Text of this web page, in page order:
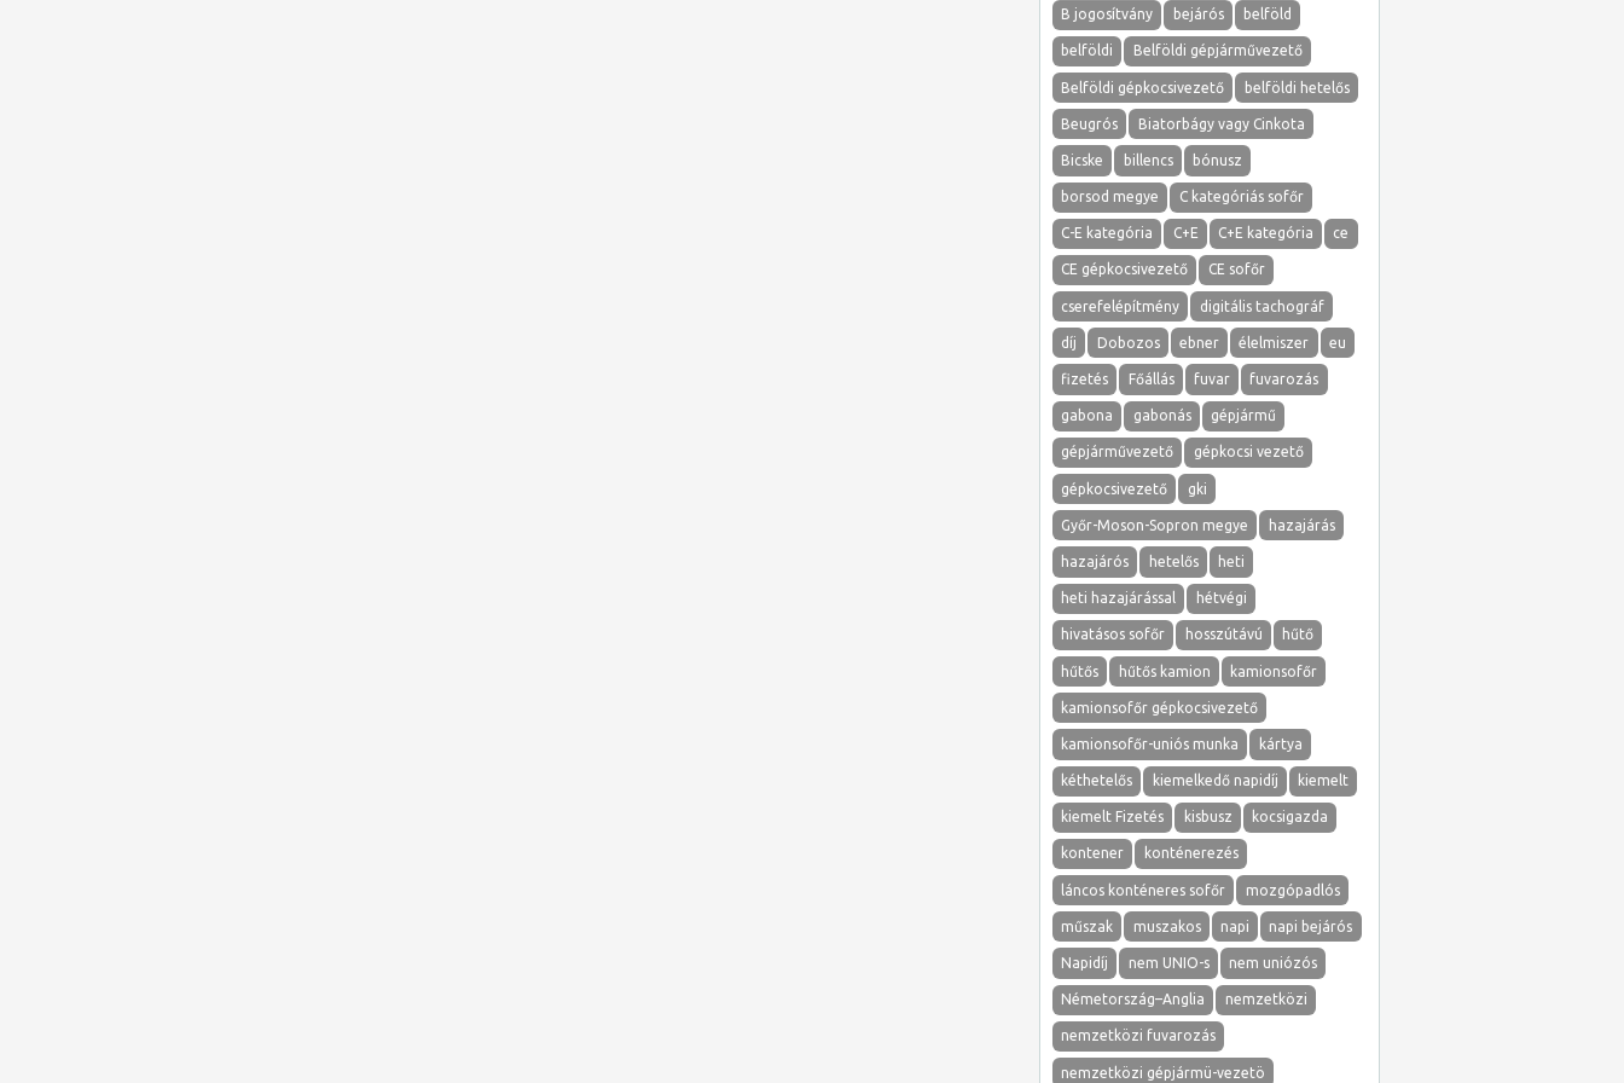
B jogosítvány bejárós belföld
belföldi Belföldi gépjárművezető
Belföldi gépkocsivezető belföldi hetelős
Beugrós Biatorbágy vagy Cinkota
Bicske billencs bónusz
borsod megye C kategóriás sofőr
C-E kategória C+E C+E kategória ce
CE gépkocsivezető CE sofőr
cserefelépítmény digitális tachográf
díj Dobozos ebner élelmiszer eu
fizetés Főállás fuvar fuvarozás
gabona gabonás gépjármű
gépjárművezető gépkocsi vezető
gépkocsivezető gki
Győr-Moson-Sopron megye hazajárás
hazajárós hetelős heti
heti hazajárással hétvégi
hivatásos sofőr hosszútávú hűtő
hűtős hűtős kamion kamionsofőr
kamionsofőr gépkocsivezető
kamionsofőr-uniós munka kártya
kéthetelős kiemelkedő napidíj kiemelt
kiemelt Fizetés kisbusz kocsigazda
kontener konténerezés
láncos konténeres sofőr mozgópadlós
műszak muszakos napi napi bejárós
Napidíj nem UNIO-s nem uniózós
Németország–Anglia nemzetközi
nemzetközi fuvarozás
nemzetközi gépjármü-vezetö